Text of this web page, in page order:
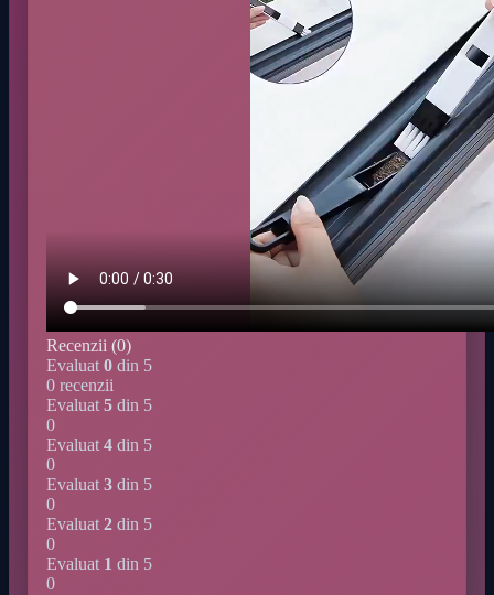
Recenzii (0)
Evaluat 0 din 5
0 recenzii
Evaluat 5 din 5
0
Evaluat 4 din 5
0
Evaluat 3 din 5
0
Evaluat 2 din 5
0
Evaluat 1 din 5
0